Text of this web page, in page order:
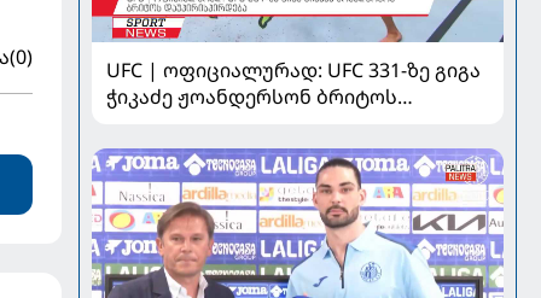
(0)
UFC | ოფიციალურად: UFC 331-ზე გიგა
ჭიკაძე ჟოანდერსონ ბრიტოს